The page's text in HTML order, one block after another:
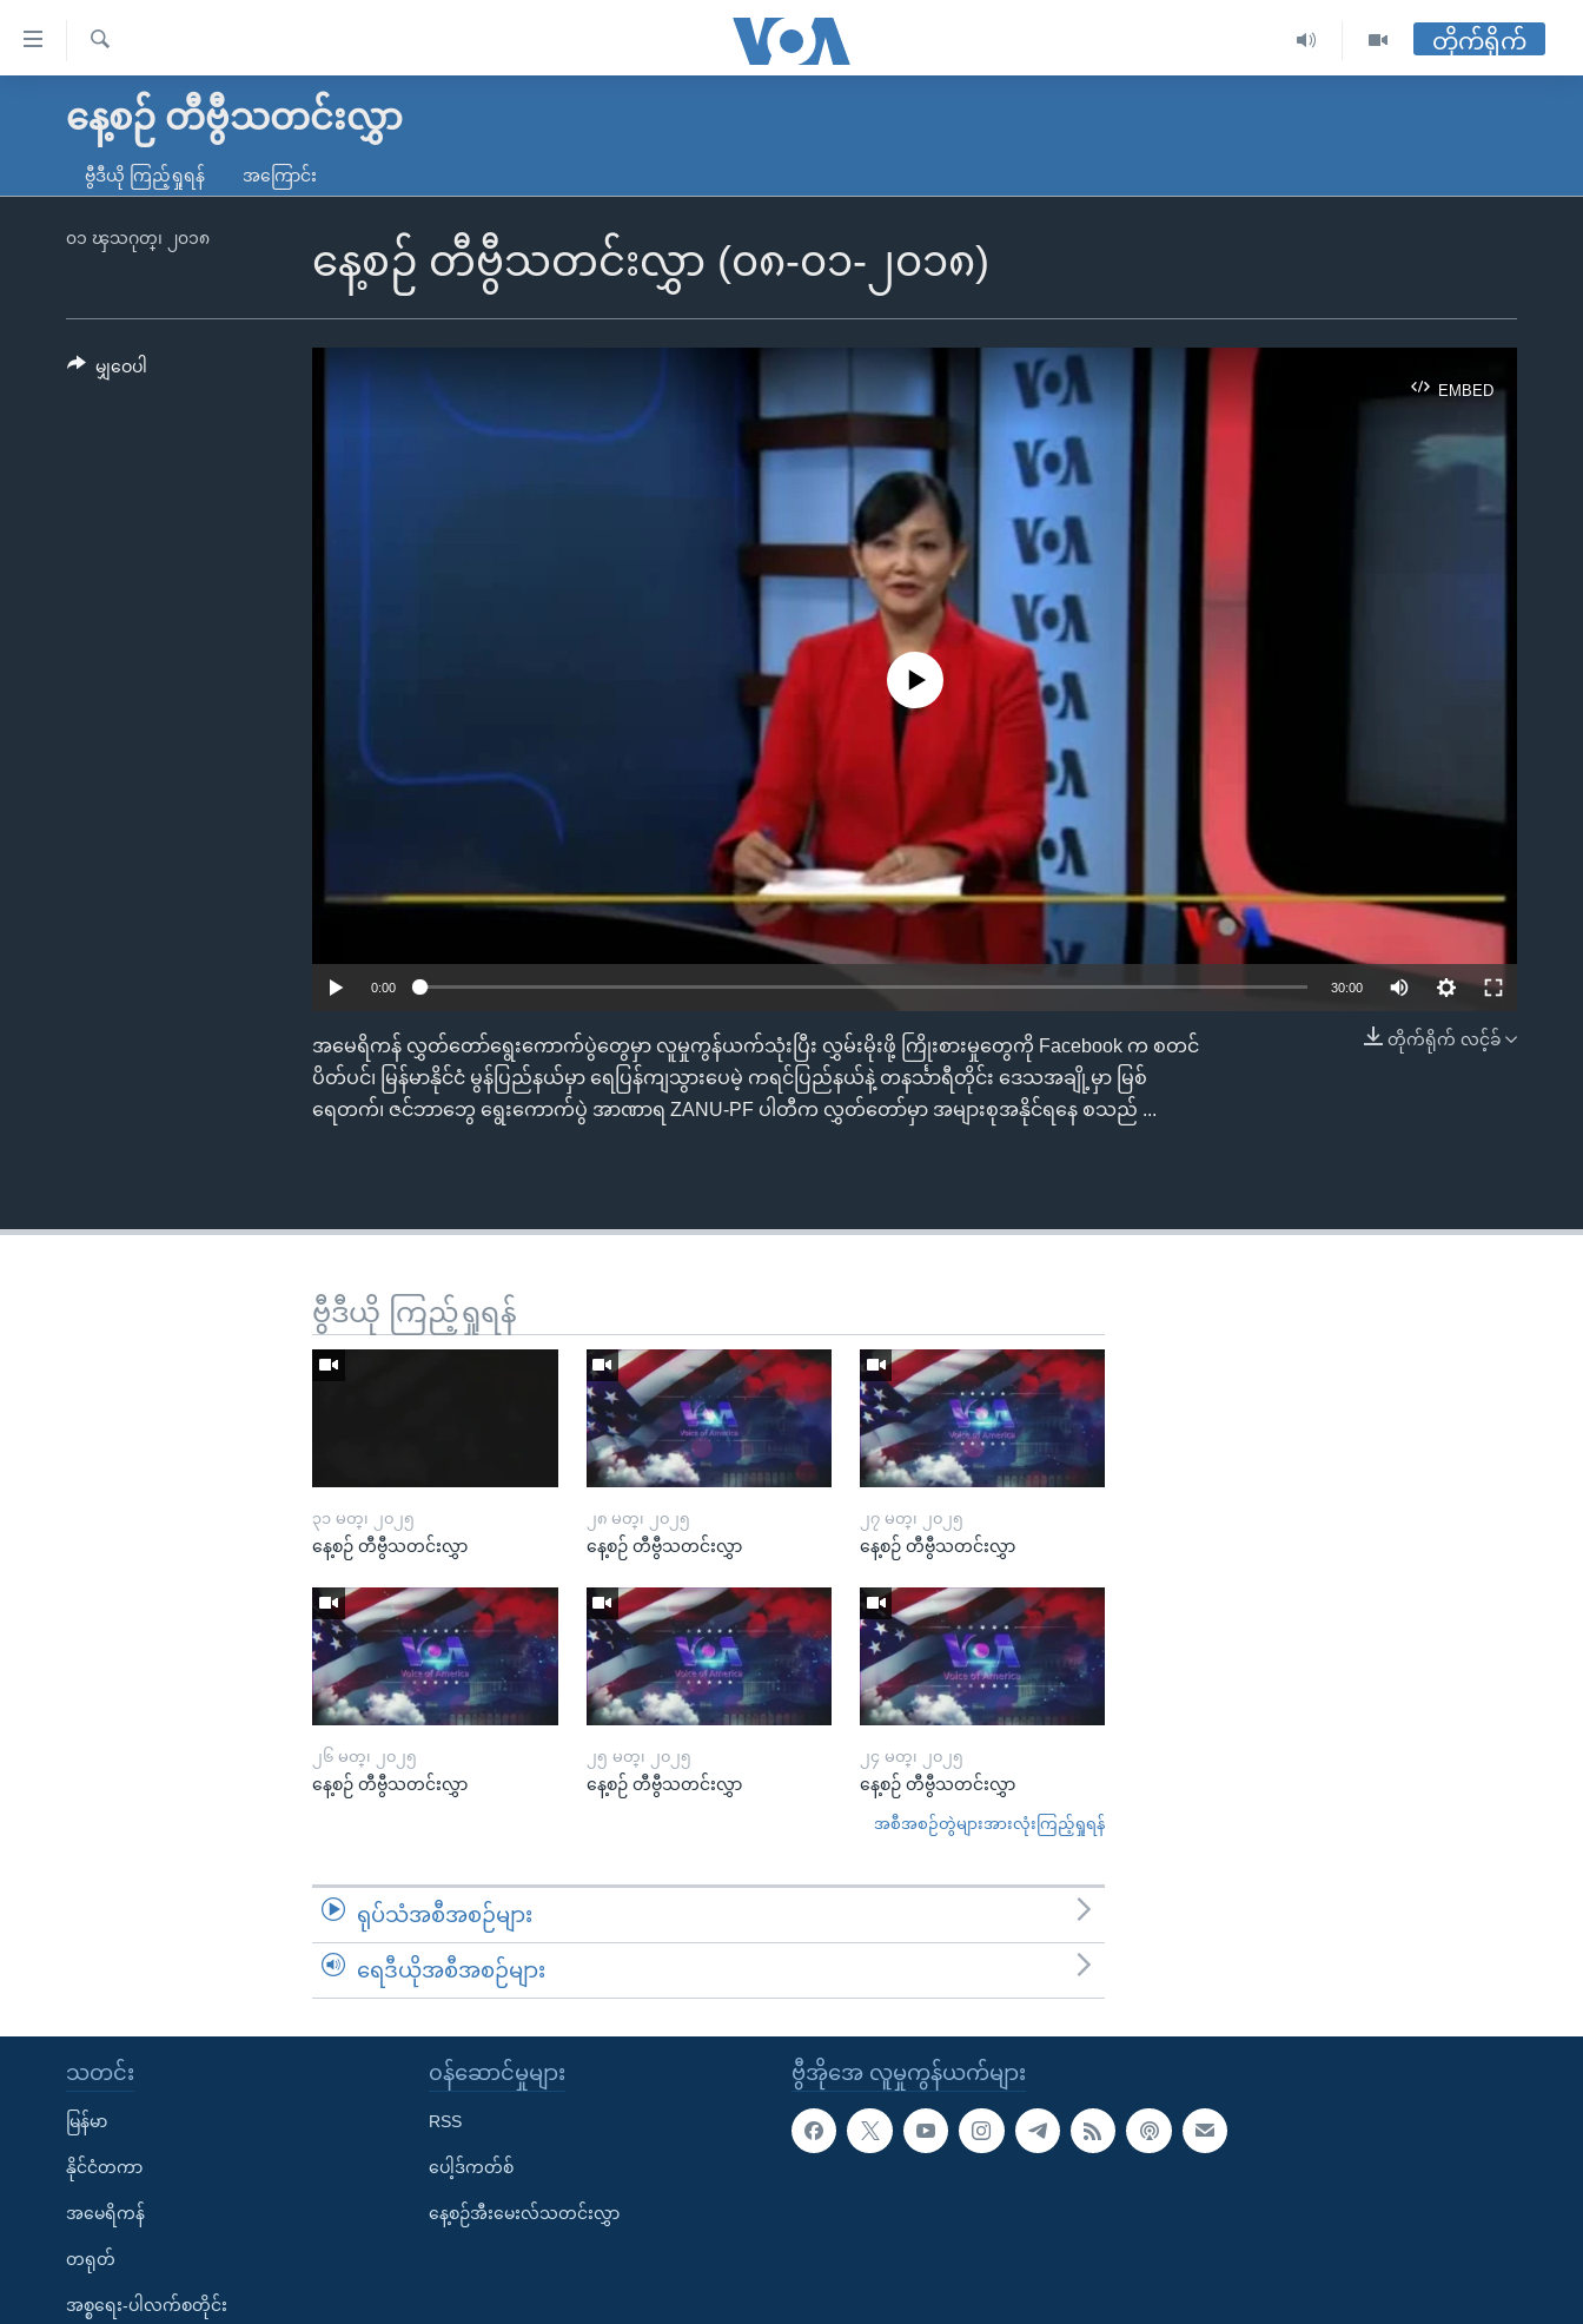
လွယ်ကူ
သည့်
မူလစာမျက်နှာ
ကမ္ဘာ့သတင်းများ
နိုင်ငံတကာ
တရုတ်
အစ္စရေး-ပါလက်စတိုင်း
ရပ်ဝန်းတခု လမ်းတခု အလွန်
အင်္ဂလိပ်စာလေ့လာမယ်
ရ
တိုက်ရိုက်
နေ့စဉ် တီဗွီသတင်းလွှာ
ဗွီဒီယို ကြည့်ရှုရန် အကြောင်း
နေ့စဉ် တီဗွီသတင်းလွှာ (၀၈-၀၁-၂၀၁၈)
၀၁ ၾသဂုတ္၊ ၂၀၁၈
EMBED
EMBED
No media source currently available
0:00 30:00
တိုက်ရိုက် လင့်ခ်
အမေရိကန် လွှတ်တော်ရွေးကောက်ပွဲတွေမှာ လူမှုကွန်ယက်သုံးပြီး လွှမ်းမိုးဖို့ ကြိုးစားမှုတွေကို Facebook က စတင်
ပိတ်ပင်၊ မြန်မာနိုင်ငံ မွန်ပြည်နယ်မှာ ရေပြန်ကျသွားပေမဲ့ ကရင်ပြည်နယ်နဲ့ တနင်္သာရီတိုင်း ဒေသအချို့မှာ မြစ်
ရေတက်၊ ဇင်ဘာဘွေ ရွေးကောက်ပွဲ အာဏာရ ZANU-PF ပါတီက လွှတ်တော်မှာ အများစုအနိုင်ရနေ စသည် ...
မျှဝေပါ
ဗွီဒီယို ကြည့်ရှုရန်
၃၁ မတ္၊ ၂၀၂၅
နေ့စဉ် တီဗွီသတင်းလွှာ
၂၈ မတ္၊ ၂၀၂၅
နေ့စဉ် တီဗွီသတင်းလွှာ
၂၇ မတ္၊ ၂၀၂၅
နေ့စဉ် တီဗွီသတင်းလွှာ
၂၆ မတ္၊ ၂၀၂၅
နေ့စဉ် တီဗွီသတင်းလွှာ
၂၅ မတ္၊ ၂၀၂၅
နေ့စဉ် တီဗွီသတင်းလွှာ
၂၄ မတ္၊ ၂၀၂၅
နေ့စဉ် တီဗွီသတင်းလွှာ
အစီအစဉ်တွဲများအားလုံးကြည့်ရှုရန်
ရုပ်သံအစီအစဉ်များ
ရေဒီယိုအစီအစဉ်များ
ဗွီအိုအေ လူမှုကွန်ယက်များ
သတင်း
မြန်မာ
နိုင်ငံတကာ
အမေရိကန်
တရုတ်
အစ္စရေး-ပါလက်စတိုင်း
၀န်ဆောင်မှုများ
RSS
ပေါ့ဒ်ကတ်စ်
နေ့စဉ်အီးမေးလ်သတင်းလွှာ